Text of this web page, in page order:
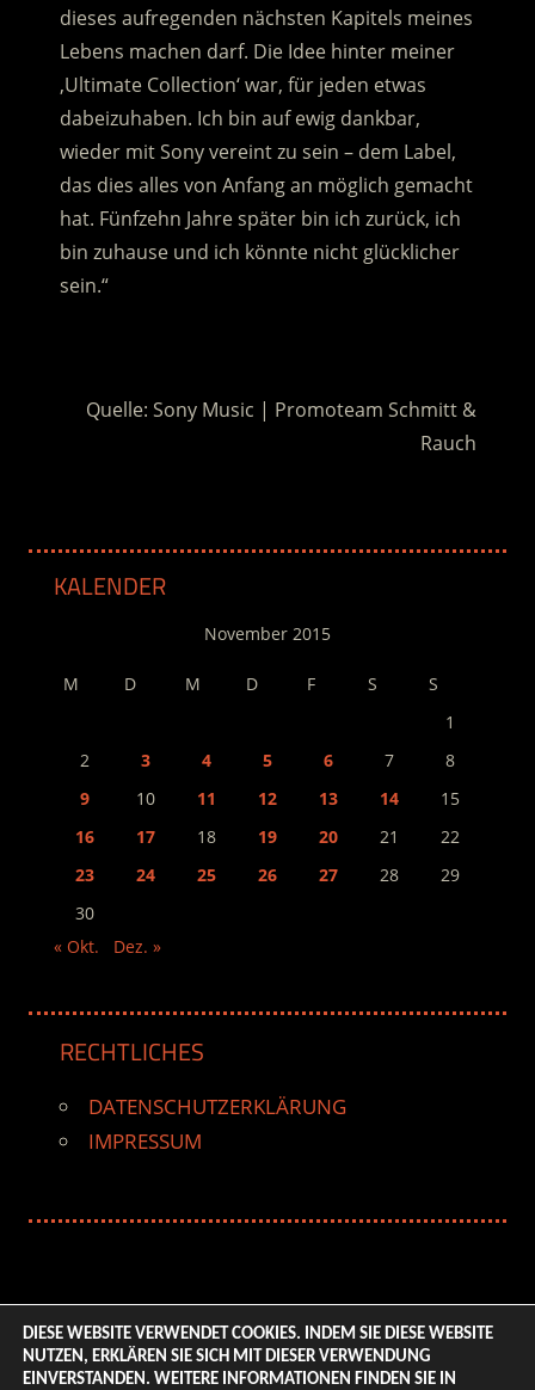
dieses aufregenden nächsten Kapitels meines
Lebens machen darf. Die Idee hinter meiner
‚Ultimate Collection‘ war, für jeden etwas
dabeizuhaben. Ich bin auf ewig dankbar,
wieder mit Sony vereint zu sein – dem Label,
das dies alles von Anfang an möglich gemacht
hat. Fünfzehn Jahre später bin ich zurück, ich
bin zuhause und ich könnte nicht glücklicher
sein.“
Quelle: Sony Music | Promoteam Schmitt &
Rauch
KALENDER
November 2015
M D M D F S
S
1
2
3 4 5 6 7
8
9
10 11 12 13 14
15
16
17 18 19 20 21
22
23
24 25 26 27 28
29
30
« Okt.
Dez. »
RECHTLICHES
DATENSCHUTZERKLÄRUNG
IMPRESSUM
© 2026 ENTERTAINMENT BASE – Life & Style Magazine.
DIESE WEBSITE VERWENDET COOKIES. INDEM SIE DIESE WEBSITE
NUTZEN, ERKLÄREN SIE SICH MIT DIESER VERWENDUNG
EINVERSTANDEN. WEITERE INFORMATIONEN FINDEN SIE IN